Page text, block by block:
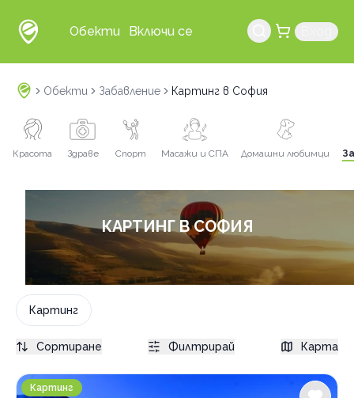
Обекти Включи се
Обекти Забавление Картинг в София
Красота Здраве Спорт Масажи и СПА Домашни любимци
КАРТИНГ В СОФИЯ
Картинг
Картинг писта Красна Поляна
Картинг
Сортиране Филтрирай Карта
София